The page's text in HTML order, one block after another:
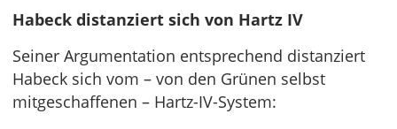
Habeck distanziert sich von Hartz IV
Seiner Argumentation entsprechend distanziert
Habeck sich vom – von den Grünen selbst
mitgeschaffenen – Hartz-IV-System: